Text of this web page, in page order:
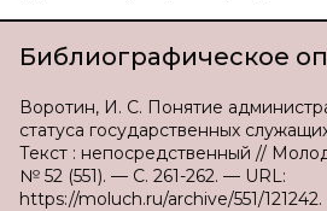
Библиографическое
Воротин, И. С. Понятие
статуса государственных
Текст : непосредственный //
№ 52 (551). — С. 261-262. — URL:
https://moluch.ru/archive/551/121242.